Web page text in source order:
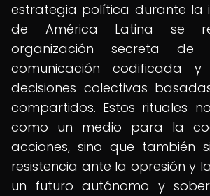
estrategia política durante la
de América Latina se
organización secreta de
comunicación codificada
decisiones colectivas
compartidos. Estos rituales
como un medio para la
acciones, sino que también
resistencia ante la opresión y
un futuro autónomo y